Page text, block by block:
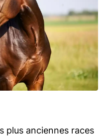
plus anciennes races